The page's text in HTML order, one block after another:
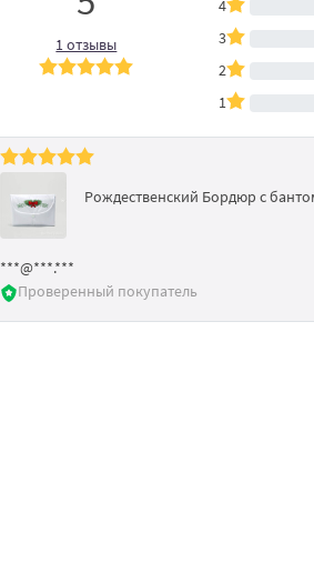
1 отзывы
4
3
2
1
Рождественский Бордюр с
***@***.***
Проверенный покупатель